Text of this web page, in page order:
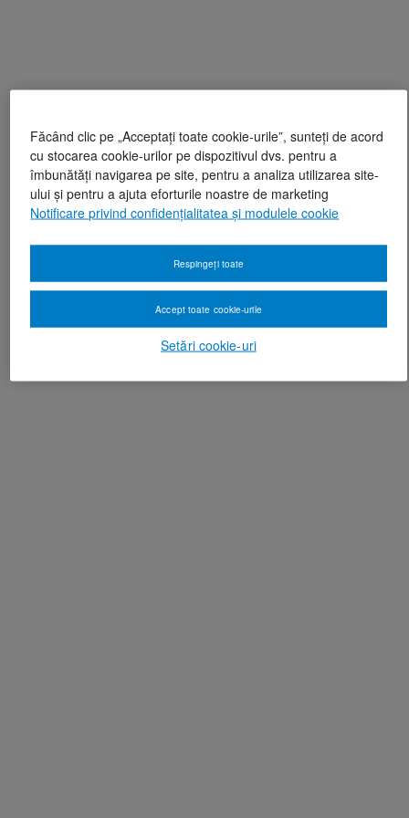
Făcând clic pe „Acceptați toate cookie-urile”, sunteți de acord
cu stocarea cookie-urilor pe dispozitivul dvs. pentru a
îmbunătăți navigarea pe site, pentru a analiza utilizarea site-
ului și pentru a ajuta eforturile noastre de marketing
Notificare privind confidențialitatea și modulele cookie
Setări cookie-uri
Respingeți toate
Accept toate cookie-urile